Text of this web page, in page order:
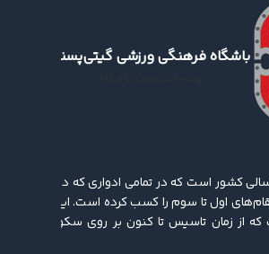
باشگاه فرهنگی ورزشی گیتی‌پسند
کشور است که در تمامی ادواری که در لیگ برتر
اول تا سوم را کسب کرده ‌است. این باشگاه
که از زمان تاسیس تا کنون بر روی سکو ایستاده